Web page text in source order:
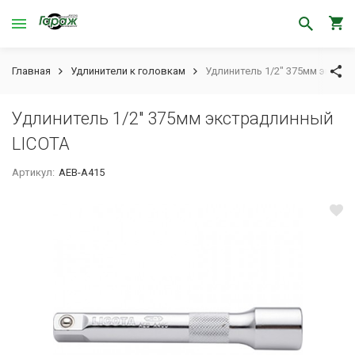
Главная Удлинители к головкам Удлинитель 1/2" 375мм
Удлинитель 1/2" 375мм экстрадлинный
LICOTA
Артикул: AEB-A415